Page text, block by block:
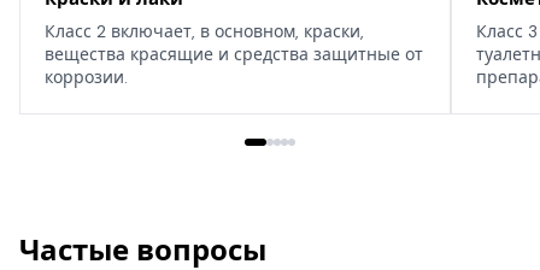
Класс 2 включает, в основном, краски,
вещества красящие и средства защитные от
коррозии.
Класс
Частые вопросы